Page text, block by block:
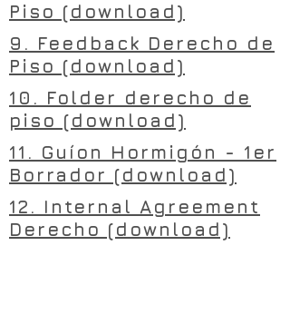
Piso (download)
9. Feedback Derecho de
Piso (download)
10. Folder derecho de
piso (download)
11. Guíon Hormigón - 1er
Borrador (download)
12. Internal Agreement
Derecho (download)